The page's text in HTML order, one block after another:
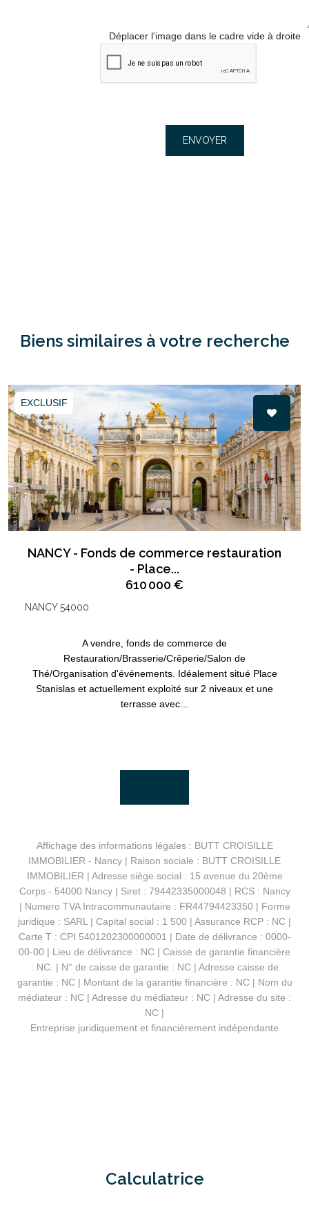
Déplacer l'image dans le cadre vide à droite
ENVOYER
Biens similaires à votre recherche
EXCLUSIF
NANCY - Fonds de commerce restauration
- Place...
610 000 €
NANCY 54000
A vendre, fonds de commerce de
Restauration/Brasserie/Crêperie/Salon de
Thé/Organisation d'événements. Idéalement situé Place
Stanislas et actuellement exploité sur 2 niveaux et une
terrasse avec...
Affichage des informations légales : BUTT CROISILLE
IMMOBILIER - Nancy | Raison sociale : BUTT CROISILLE
IMMOBILIER | Adresse siège social : 15 avenue du 20ème
Corps - 54000 Nancy | Siret : 79442335000048 | RCS : Nancy
| Numero TVA Intracommunautaire : FR44794423350 | Forme
juridique : SARL | Capital social : 1 500 | Assurance RCP : NC |
Carte T : CPI 5401202300000001 | Date de délivrance : 0000-
00-00 | Lieu de délivrance : NC | Caisse de garantie financière
: NC. | N° de caisse de garantie : NC | Adresse caisse de
garantie : NC | Montant de la garantie financière : NC | Nom du
médiateur : NC | Adresse du médiateur : NC | Adresse du site :
NC |
Entreprise juridiquement et financièrement indépendante
Calculatrice